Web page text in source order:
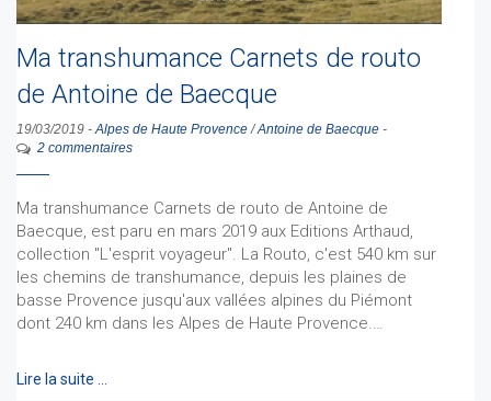
Ma transhumance Carnets de routo
de Antoine de Baecque
19/03/2019 -Alpes de Haute Provence/Antoine de Baecque -
2 commentaires
Ma transhumance Carnets de routo de Antoine de
Baecque, est paru en mars 2019 aux Editions Arthaud,
collection "L'esprit voyageur". La Routo, c'est 540 km sur
les chemins de transhumance, depuis les plaines de
basse Provence jusqu'aux vallées alpines du Piémont
dont 240 km dans les Alpes de Haute Provence.…
Lire la suite …